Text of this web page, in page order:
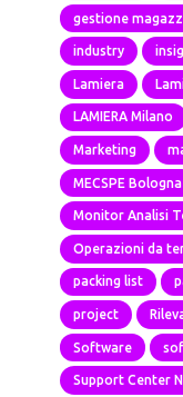
gestione
industry
Lamiera
LAMIERA Milano
Marketing
MECSPE Bologna
Monitor Analisi
Operazioni da
packing list
project
Software
Support Center